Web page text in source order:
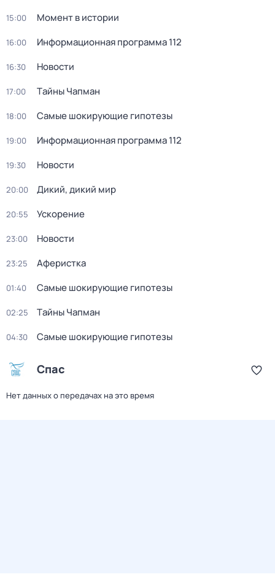
15:00 Момент в истории
16:00 Информационная программа 112
16:30 Новости
17:00 Тaйны Чапман
18:00 Самые шoкиpующие гипотезы
19:00 Информационная программа 112
19:30 Новости
20:00 Дикий, дикий мир
20:55 Ускорение
23:00 Новости
23:25 Аферистка
01:40 Самые шoкиpующие гипотезы
02:25 Тaйны Чапман
04:30 Самые шoкиpующие гипотезы
Спас
Нет данных о передачах на это время